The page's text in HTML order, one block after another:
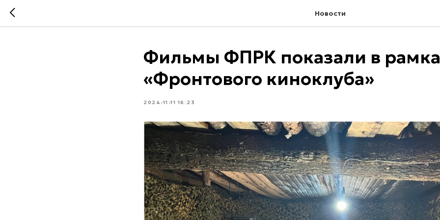
Новости
Фильмы ФПРК показали в
«Фронтового киноклуба»
2024-11-11 16:23